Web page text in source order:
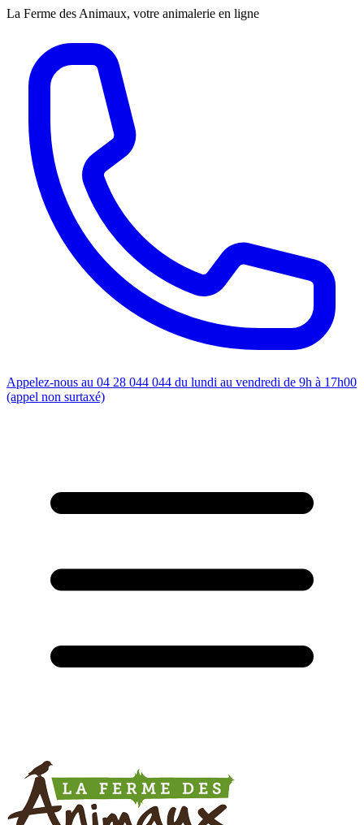
La Ferme des Animaux, votre animalerie en ligne
Appelez-nous au 04 28 044 044 du lundi au vendredi de 9h à 17h00
(appel non surtaxé)